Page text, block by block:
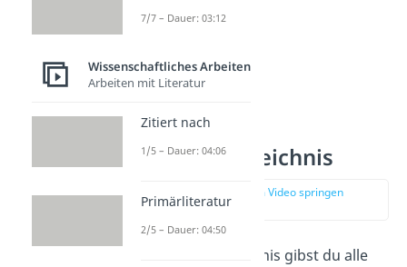
² Vgl.ebd..
Fußnoten im
Literaturverzeichnis
zur Stelle im Video springen
(03:08)
Im Literaturverzeichnis gibst du alle
7/7 – Dauer: 03:12
Wissenschaftliches Arbeiten
Arbeiten mit Literatur
Zitiert nach
1/5 – Dauer: 04:06
Primärliteratur
2/5 – Dauer: 04:50